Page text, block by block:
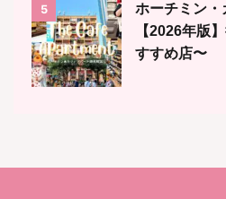
5
ホーチミン・
【2026年版
すすめ店〜